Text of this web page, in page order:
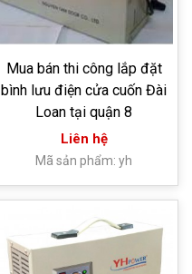
Mua bán thi công lắp đặt
bình lưu điện cửa cuốn Đài
Loan tại quận 8
Liên hệ
Mã sản phẩm: yh